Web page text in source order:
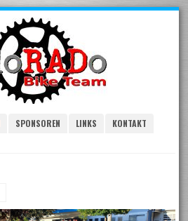
SPONSOREN LINKS
KONTAKT